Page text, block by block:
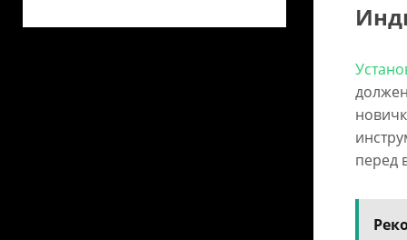
перед